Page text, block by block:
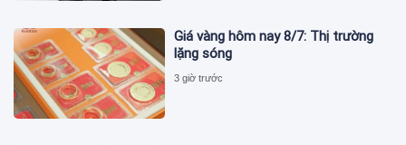
Giá vàng hôm nay 8/7: Thị trường
lặng sóng
3 giờ trước